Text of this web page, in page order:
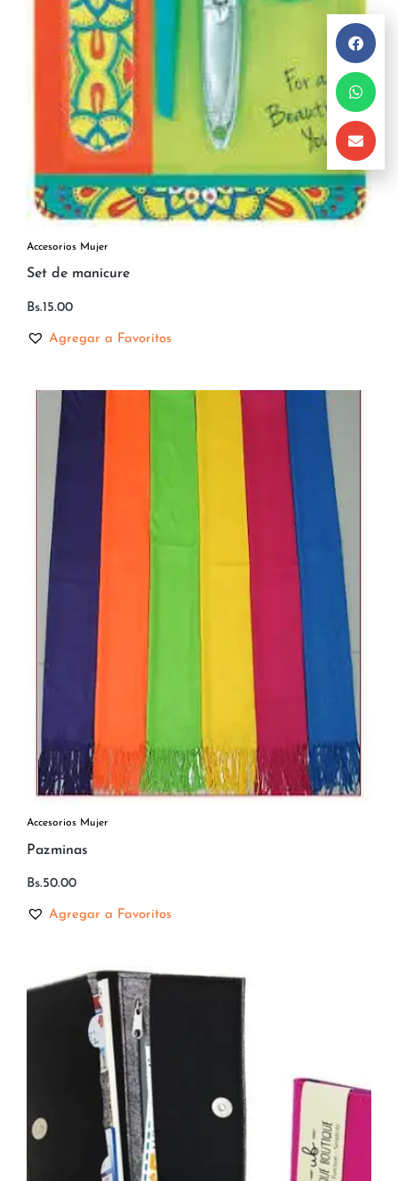
Accesorios Mujer
Set de manicure
Bs.15.00
Agregar a Favoritos
Accesorios Mujer
Pazminas
Bs.50.00
Agregar a Favoritos